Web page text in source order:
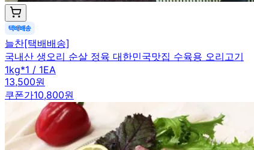
늘찬[택배배송]
국내산 생오리 순살 정육 대한민국맛집 수육용 오리고기
1kg*1 / 1EA
13,500원
쿠폰가10,800원